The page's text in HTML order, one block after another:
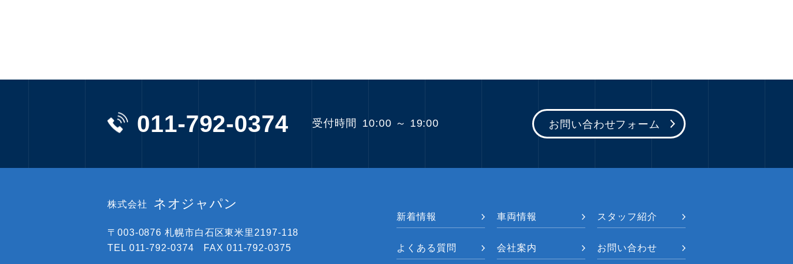
011-792-0374 受付時間 10:00 ～ 19:00 お問い合わせフォーム
株式会社 ネオジャパン
〒003-0876札幌市白石区東米里2197-118
TEL 011-792-0374 FAX 011-792-0375
新着情報 車両情報 スタッフ紹介
よくある質問 会社案内 お問い合わせ